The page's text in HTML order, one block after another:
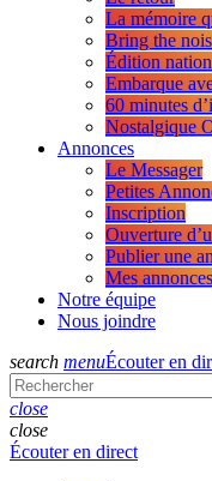
La mémoire
Bring the
Édition
Embarque
60 minutes
Nostalgique
Annonces
Le Messager
Petites
Inscription
Ouverture
Publier une
Mes annonces
Notre équipe
Nous joindre
search menuÉcouter en
close
close
Écouter en direct